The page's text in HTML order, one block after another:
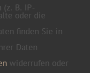
(z. B. IP-
oder die
finden Sie in
Daten
widerrufen oder